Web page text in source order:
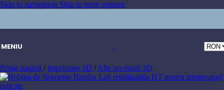
Skip to navigation Skip to main content
MENIU
Prima pagină / Imprimare 3D / Alte accesorii 3D